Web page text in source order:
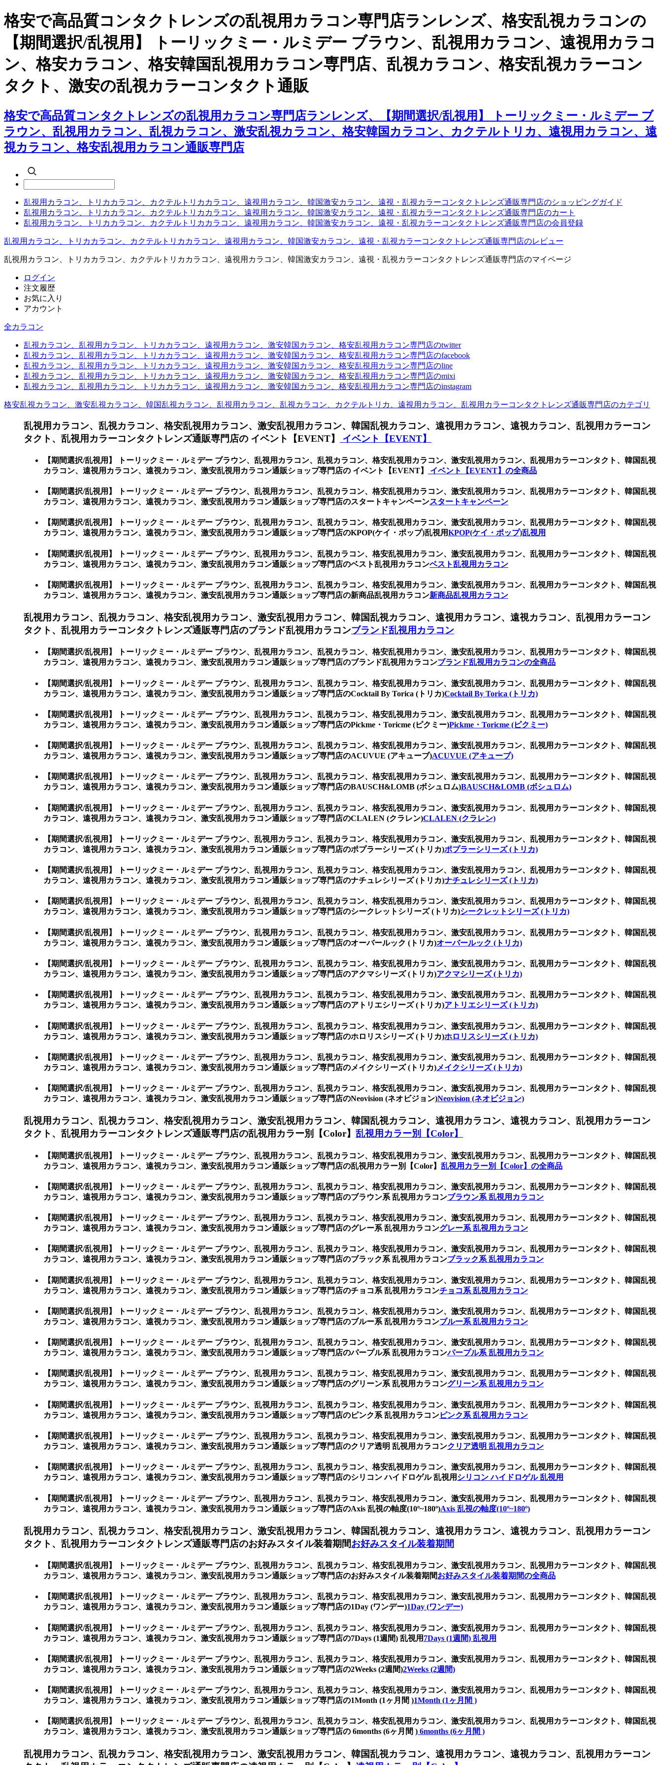
格安で高品質コンタクトレンズの乱視用カラコン専門店ランレンズ、格安乱視カラコンの
【期間選択/乱視用】 トーリックミー・ルミデー ブラウン、乱視用カラコン、遠視用カラコ
ン、格安カラコン、格安韓国乱視用カラコン専門店、乱視カラコン、格安乱視カラーコン
タクト、激安の乱視カラーコンタクト通販
格安で高品質コンタクトレンズの乱視用カラコン専門店ランレンズ、【期間選択/乱視用】 トーリックミー・ルミデー ブ
ラウン、乱視用カラコン、乱視カラコン、激安乱視カラコン、格安韓国カラコン、カクテルトリカ、遠視用カラコン、遠
視カラコン、格安乱視用カラコン通販専門店
乱視用カラコン、トリカカラコン、カクテルトリカカラコン、遠視用カラコン、韓国激安カラコン、遠視・乱視カラーコンタクトレンズ通販専門店のショッピングガイド
乱視用カラコン、トリカカラコン、カクテルトリカカラコン、遠視用カラコン、韓国激安カラコン、遠視・乱視カラーコンタクトレンズ通販専門店のカート
乱視用カラコン、トリカカラコン、カクテルトリカカラコン、遠視用カラコン、韓国激安カラコン、遠視・乱視カラーコンタクトレンズ通販専門店の会員登録
乱視用カラコン、トリカカラコン、カクテルトリカカラコン、遠視用カラコン、韓国激安カラコン、遠視・乱視カラーコンタクトレンズ通販専門店のレビュー
乱視用カラコン、トリカカラコン、カクテルトリカカラコン、遠視用カラコン、韓国激安カラコン、遠視・乱視カラーコンタクトレンズ通販専門店のマイページ
ログイン
注文履歴
お気に入り
アカウント
全カラコン
乱視カラコン、乱視用カラコン、トリカカラコン、遠視用カラコン、激安韓国カラコン、格安乱視用カラコン専門店のtwitter
乱視カラコン、乱視用カラコン、トリカカラコン、遠視用カラコン、激安韓国カラコン、格安乱視用カラコン専門店のfacebook
乱視カラコン、乱視用カラコン、トリカカラコン、遠視用カラコン、激安韓国カラコン、格安乱視用カラコン専門店のline
乱視カラコン、乱視用カラコン、トリカカラコン、遠視用カラコン、激安韓国カラコン、格安乱視用カラコン専門店のmixi
乱視カラコン、乱視用カラコン、トリカカラコン、遠視用カラコン、激安韓国カラコン、格安乱視用カラコン専門店のinstagram
格安乱視カラコン、激安乱視カラコン、韓国乱視カラコン、乱視用カラコン、乱視カラコン、カクテルトリカ、遠視用カラコン、乱視用カラーコンタクトレンズ通販専門店のカテゴリ
乱視用カラコン、乱視カラコン、格安乱視用カラコン、激安乱視用カラコン、韓国乱視カラコン、遠視用カラコン、遠視カラコン、乱視用カラーコン
タクト、乱視用カラーコンタクトレンズ通販専門店の イベント【EVENT】
イベント【EVENT】
【期間選択/乱視用】 トーリックミー・ルミデー ブラウン、乱視用カラコン、乱視カラコン、格安乱視用カラコン、激安乱視用カラコン、乱視用カラーコンタクト、韓国乱視
カラコン、遠視用カラコン、遠視カラコン、激安乱視用カラコン通販ショップ専門店の イベント【EVENT】
イベント【EVENT】の全商品
【期間選択/乱視用】 トーリックミー・ルミデー ブラウン、乱視用カラコン、乱視カラコン、格安乱視用カラコン、激安乱視用カラコン、乱視用カラーコンタクト、韓国乱視
カラコン、遠視用カラコン、遠視カラコン、激安乱視用カラコン通販ショップ専門店のスタートキャンペーンスタートキャンペーン
【期間選択/乱視用】 トーリックミー・ルミデー ブラウン、乱視用カラコン、乱視カラコン、格安乱視用カラコン、激安乱視用カラコン、乱視用カラーコンタクト、韓国乱視
カラコン、遠視用カラコン、遠視カラコン、激安乱視用カラコン通販ショップ専門店のKPOP(ケイ・ポップ)乱視用KPOP(ケイ・ポップ)乱視用
【期間選択/乱視用】 トーリックミー・ルミデー ブラウン、乱視用カラコン、乱視カラコン、格安乱視用カラコン、激安乱視用カラコン、乱視用カラーコンタクト、韓国乱視
カラコン、遠視用カラコン、遠視カラコン、激安乱視用カラコン通販ショップ専門店のベスト乱視用カラコンベスト乱視用カラコン
【期間選択/乱視用】 トーリックミー・ルミデー ブラウン、乱視用カラコン、乱視カラコン、格安乱視用カラコン、激安乱視用カラコン、乱視用カラーコンタクト、韓国乱視
カラコン、遠視用カラコン、遠視カラコン、激安乱視用カラコン通販ショップ専門店の新商品乱視用カラコン新商品乱視用カラコン
乱視用カラコン、乱視カラコン、格安乱視用カラコン、激安乱視用カラコン、韓国乱視カラコン、遠視用カラコン、遠視カラコン、乱視用カラーコン
タクト、乱視用カラーコンタクトレンズ通販専門店のブランド乱視用カラコンブランド乱視用カラコン
【期間選択/乱視用】 トーリックミー・ルミデー ブラウン、乱視用カラコン、乱視カラコン、格安乱視用カラコン、激安乱視用カラコン、乱視用カラーコンタクト、韓国乱視
カラコン、遠視用カラコン、遠視カラコン、激安乱視用カラコン通販ショップ専門店のブランド乱視用カラコンブランド乱視用カラコンの全商品
【期間選択/乱視用】 トーリックミー・ルミデー ブラウン、乱視用カラコン、乱視カラコン、格安乱視用カラコン、激安乱視用カラコン、乱視用カラーコンタクト、韓国乱視
カラコン、遠視用カラコン、遠視カラコン、激安乱視用カラコン通販ショップ専門店のCocktail By Torica (トリカ)Cocktail By Torica (トリカ)
【期間選択/乱視用】 トーリックミー・ルミデー ブラウン、乱視用カラコン、乱視カラコン、格安乱視用カラコン、激安乱視用カラコン、乱視用カラーコンタクト、韓国乱視
カラコン、遠視用カラコン、遠視カラコン、激安乱視用カラコン通販ショップ専門店のPickme・Toricme (ピクミー)Pickme・Toricme (ピクミー)
【期間選択/乱視用】 トーリックミー・ルミデー ブラウン、乱視用カラコン、乱視カラコン、格安乱視用カラコン、激安乱視用カラコン、乱視用カラーコンタクト、韓国乱視
カラコン、遠視用カラコン、遠視カラコン、激安乱視用カラコン通販ショップ専門店のACUVUE (アキューブ)ACUVUE (アキューブ)
【期間選択/乱視用】 トーリックミー・ルミデー ブラウン、乱視用カラコン、乱視カラコン、格安乱視用カラコン、激安乱視用カラコン、乱視用カラーコンタクト、韓国乱視
カラコン、遠視用カラコン、遠視カラコン、激安乱視用カラコン通販ショップ専門店のBAUSCH&LOMB (ボシュロム)BAUSCH&LOMB (ボシュロム)
【期間選択/乱視用】 トーリックミー・ルミデー ブラウン、乱視用カラコン、乱視カラコン、格安乱視用カラコン、激安乱視用カラコン、乱視用カラーコンタクト、韓国乱視
カラコン、遠視用カラコン、遠視カラコン、激安乱視用カラコン通販ショップ専門店のCLALEN (クラレン)CLALEN (クラレン)
【期間選択/乱視用】 トーリックミー・ルミデー ブラウン、乱視用カラコン、乱視カラコン、格安乱視用カラコン、激安乱視用カラコン、乱視用カラーコンタクト、韓国乱視
カラコン、遠視用カラコン、遠視カラコン、激安乱視用カラコン通販ショップ専門店のポプラーシリーズ (トリカ)ポプラーシリーズ (トリカ)
【期間選択/乱視用】 トーリックミー・ルミデー ブラウン、乱視用カラコン、乱視カラコン、格安乱視用カラコン、激安乱視用カラコン、乱視用カラーコンタクト、韓国乱視
カラコン、遠視用カラコン、遠視カラコン、激安乱視用カラコン通販ショップ専門店のナチュレシリーズ (トリカ)ナチュレシリーズ (トリカ)
【期間選択/乱視用】 トーリックミー・ルミデー ブラウン、乱視用カラコン、乱視カラコン、格安乱視用カラコン、激安乱視用カラコン、乱視用カラーコンタクト、韓国乱視
カラコン、遠視用カラコン、遠視カラコン、激安乱視用カラコン通販ショップ専門店のシークレットシリーズ (トリカ)シークレットシリーズ (トリカ)
【期間選択/乱視用】 トーリックミー・ルミデー ブラウン、乱視用カラコン、乱視カラコン、格安乱視用カラコン、激安乱視用カラコン、乱視用カラーコンタクト、韓国乱視
カラコン、遠視用カラコン、遠視カラコン、激安乱視用カラコン通販ショップ専門店のオーバールック (トリカ)オーバールック (トリカ)
【期間選択/乱視用】 トーリックミー・ルミデー ブラウン、乱視用カラコン、乱視カラコン、格安乱視用カラコン、激安乱視用カラコン、乱視用カラーコンタクト、韓国乱視
カラコン、遠視用カラコン、遠視カラコン、激安乱視用カラコン通販ショップ専門店のアクマシリーズ (トリカ)アクマシリーズ (トリカ)
【期間選択/乱視用】 トーリックミー・ルミデー ブラウン、乱視用カラコン、乱視カラコン、格安乱視用カラコン、激安乱視用カラコン、乱視用カラーコンタクト、韓国乱視
カラコン、遠視用カラコン、遠視カラコン、激安乱視用カラコン通販ショップ専門店のアトリエシリーズ (トリカ)アトリエシリーズ (トリカ)
【期間選択/乱視用】 トーリックミー・ルミデー ブラウン、乱視用カラコン、乱視カラコン、格安乱視用カラコン、激安乱視用カラコン、乱視用カラーコンタクト、韓国乱視
カラコン、遠視用カラコン、遠視カラコン、激安乱視用カラコン通販ショップ専門店のホロリスシリーズ (トリカ)ホロリスシリーズ (トリカ)
【期間選択/乱視用】 トーリックミー・ルミデー ブラウン、乱視用カラコン、乱視カラコン、格安乱視用カラコン、激安乱視用カラコン、乱視用カラーコンタクト、韓国乱視
カラコン、遠視用カラコン、遠視カラコン、激安乱視用カラコン通販ショップ専門店のメイクシリーズ (トリカ)メイクシリーズ (トリカ)
【期間選択/乱視用】 トーリックミー・ルミデー ブラウン、乱視用カラコン、乱視カラコン、格安乱視用カラコン、激安乱視用カラコン、乱視用カラーコンタクト、韓国乱視
カラコン、遠視用カラコン、遠視カラコン、激安乱視用カラコン通販ショップ専門店のNeovision (ネオビジョン)Neovision (ネオビジョン)
乱視用カラコン、乱視カラコン、格安乱視用カラコン、激安乱視用カラコン、韓国乱視カラコン、遠視用カラコン、遠視カラコン、乱視用カラーコン
タクト、乱視用カラーコンタクトレンズ通販専門店の乱視用カラー別【Color】 乱視用カラー別【Color】
【期間選択/乱視用】 トーリックミー・ルミデー ブラウン、乱視用カラコン、乱視カラコン、格安乱視用カラコン、激安乱視用カラコン、乱視用カラーコンタクト、韓国乱視
カラコン、遠視用カラコン、遠視カラコン、激安乱視用カラコン通販ショップ専門店の乱視用カラー別【Color】 乱視用カラー別【Color】の全商品
【期間選択/乱視用】 トーリックミー・ルミデー ブラウン、乱視用カラコン、乱視カラコン、格安乱視用カラコン、激安乱視用カラコン、乱視用カラーコンタクト、韓国乱視
カラコン、遠視用カラコン、遠視カラコン、激安乱視用カラコン通販ショップ専門店のブラウン系 乱視用カラコンブラウン系 乱視用カラコン
【期間選択/乱視用】 トーリックミー・ルミデー ブラウン、乱視用カラコン、乱視カラコン、格安乱視用カラコン、激安乱視用カラコン、乱視用カラーコンタクト、韓国乱視
カラコン、遠視用カラコン、遠視カラコン、激安乱視用カラコン通販ショップ専門店のグレー系 乱視用カラコングレー系 乱視用カラコン
【期間選択/乱視用】 トーリックミー・ルミデー ブラウン、乱視用カラコン、乱視カラコン、格安乱視用カラコン、激安乱視用カラコン、乱視用カラーコンタクト、韓国乱視
カラコン、遠視用カラコン、遠視カラコン、激安乱視用カラコン通販ショップ専門店のブラック系 乱視用カラコンブラック系 乱視用カラコン
【期間選択/乱視用】 トーリックミー・ルミデー ブラウン、乱視用カラコン、乱視カラコン、格安乱視用カラコン、激安乱視用カラコン、乱視用カラーコンタクト、韓国乱視
カラコン、遠視用カラコン、遠視カラコン、激安乱視用カラコン通販ショップ専門店のチョコ系 乱視用カラコンチョコ系 乱視用カラコン
【期間選択/乱視用】 トーリックミー・ルミデー ブラウン、乱視用カラコン、乱視カラコン、格安乱視用カラコン、激安乱視用カラコン、乱視用カラーコンタクト、韓国乱視
カラコン、遠視用カラコン、遠視カラコン、激安乱視用カラコン通販ショップ専門店のブルー系 乱視用カラコンブルー系 乱視用カラコン
【期間選択/乱視用】 トーリックミー・ルミデー ブラウン、乱視用カラコン、乱視カラコン、格安乱視用カラコン、激安乱視用カラコン、乱視用カラーコンタクト、韓国乱視
カラコン、遠視用カラコン、遠視カラコン、激安乱視用カラコン通販ショップ専門店のパープル系 乱視用カラコンパープル系 乱視用カラコン
【期間選択/乱視用】 トーリックミー・ルミデー ブラウン、乱視用カラコン、乱視カラコン、格安乱視用カラコン、激安乱視用カラコン、乱視用カラーコンタクト、韓国乱視
カラコン、遠視用カラコン、遠視カラコン、激安乱視用カラコン通販ショップ専門店のグリーン系 乱視用カラコングリーン系 乱視用カラコン
【期間選択/乱視用】 トーリックミー・ルミデー ブラウン、乱視用カラコン、乱視カラコン、格安乱視用カラコン、激安乱視用カラコン、乱視用カラーコンタクト、韓国乱視
カラコン、遠視用カラコン、遠視カラコン、激安乱視用カラコン通販ショップ専門店のピンク系 乱視用カラコンピンク系 乱視用カラコン
【期間選択/乱視用】 トーリックミー・ルミデー ブラウン、乱視用カラコン、乱視カラコン、格安乱視用カラコン、激安乱視用カラコン、乱視用カラーコンタクト、韓国乱視
カラコン、遠視用カラコン、遠視カラコン、激安乱視用カラコン通販ショップ専門店のクリア透明 乱視用カラコンクリア透明 乱視用カラコン
【期間選択/乱視用】 トーリックミー・ルミデー ブラウン、乱視用カラコン、乱視カラコン、格安乱視用カラコン、激安乱視用カラコン、乱視用カラーコンタクト、韓国乱視
カラコン、遠視用カラコン、遠視カラコン、激安乱視用カラコン通販ショップ専門店のシリコン ハイドロゲル 乱視用 シリコン ハイドロゲル 乱視用
【期間選択/乱視用】 トーリックミー・ルミデー ブラウン、乱視用カラコン、乱視カラコン、格安乱視用カラコン、激安乱視用カラコン、乱視用カラーコンタクト、韓国乱視
カラコン、遠視用カラコン、遠視カラコン、激安乱視用カラコン通販ショップ専門店のAxis 乱視の軸度(10º~180º)Axis 乱視の軸度(10º~180º)
乱視用カラコン、乱視カラコン、格安乱視用カラコン、激安乱視用カラコン、韓国乱視カラコン、遠視用カラコン、遠視カラコン、乱視用カラーコン
タクト、乱視用カラーコンタクトレンズ通販専門店のお好みスタイル装着期間お好みスタイル装着期間
【期間選択/乱視用】 トーリックミー・ルミデー ブラウン、乱視用カラコン、乱視カラコン、格安乱視用カラコン、激安乱視用カラコン、乱視用カラーコンタクト、韓国乱視
カラコン、遠視用カラコン、遠視カラコン、激安乱視用カラコン通販ショップ専門店のお好みスタイル装着期間お好みスタイル装着期間の全商品
【期間選択/乱視用】 トーリックミー・ルミデー ブラウン、乱視用カラコン、乱視カラコン、格安乱視用カラコン、激安乱視用カラコン、乱視用カラーコンタクト、韓国乱視
カラコン、遠視用カラコン、遠視カラコン、激安乱視用カラコン通販ショップ専門店の1Day (ワンデー)1Day (ワンデー)
【期間選択/乱視用】 トーリックミー・ルミデー ブラウン、乱視用カラコン、乱視カラコン、格安乱視用カラコン、激安乱視用カラコン、乱視用カラーコンタクト、韓国乱視
カラコン、遠視用カラコン、遠視カラコン、激安乱視用カラコン通販ショップ専門店の7Days (1週間) 乱視用 7Days (1週間) 乱視用
【期間選択/乱視用】 トーリックミー・ルミデー ブラウン、乱視用カラコン、乱視カラコン、格安乱視用カラコン、激安乱視用カラコン、乱視用カラーコンタクト、韓国乱視
カラコン、遠視用カラコン、遠視カラコン、激安乱視用カラコン通販ショップ専門店の2Weeks (2週間)2Weeks (2週間)
【期間選択/乱視用】 トーリックミー・ルミデー ブラウン、乱視用カラコン、乱視カラコン、格安乱視用カラコン、激安乱視用カラコン、乱視用カラーコンタクト、韓国乱視
カラコン、遠視用カラコン、遠視カラコン、激安乱視用カラコン通販ショップ専門店の1Month (1ヶ月間 )1Month (1ヶ月間 )
【期間選択/乱視用】 トーリックミー・ルミデー ブラウン、乱視用カラコン、乱視カラコン、格安乱視用カラコン、激安乱視用カラコン、乱視用カラーコンタクト、韓国乱視
カラコン、遠視用カラコン、遠視カラコン、激安乱視用カラコン通販ショップ専門店の 6months (6ヶ月間 ) 6months (6ヶ月間 )
乱視用カラコン、乱視カラコン、格安乱視用カラコン、激安乱視用カラコン、韓国乱視カラコン、遠視用カラコン、遠視カラコン、乱視用カラーコン